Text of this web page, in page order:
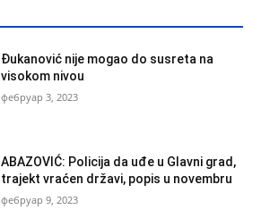
Đukanović nije mogao do susreta na
visokom nivou
фебруар 3, 2023
ABAZOVIĆ: Policija da uđe u Glavni grad,
trajekt vraćen državi, popis u novembru
фебруар 9, 2023